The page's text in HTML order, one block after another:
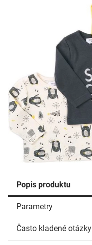
Popis produktu
Parametry
Často kladené otázky